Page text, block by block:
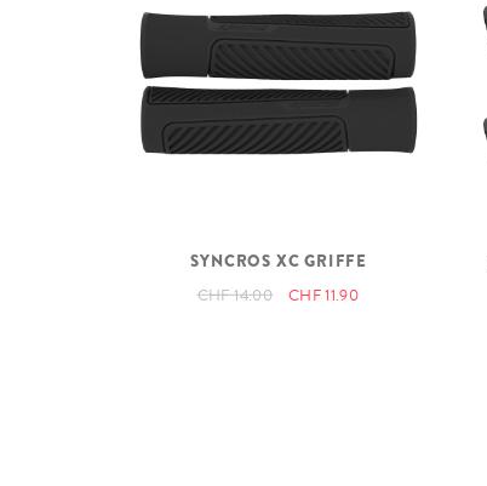
SYNCROS XC GRIFFE
CHF 14.00 CHF 11.90